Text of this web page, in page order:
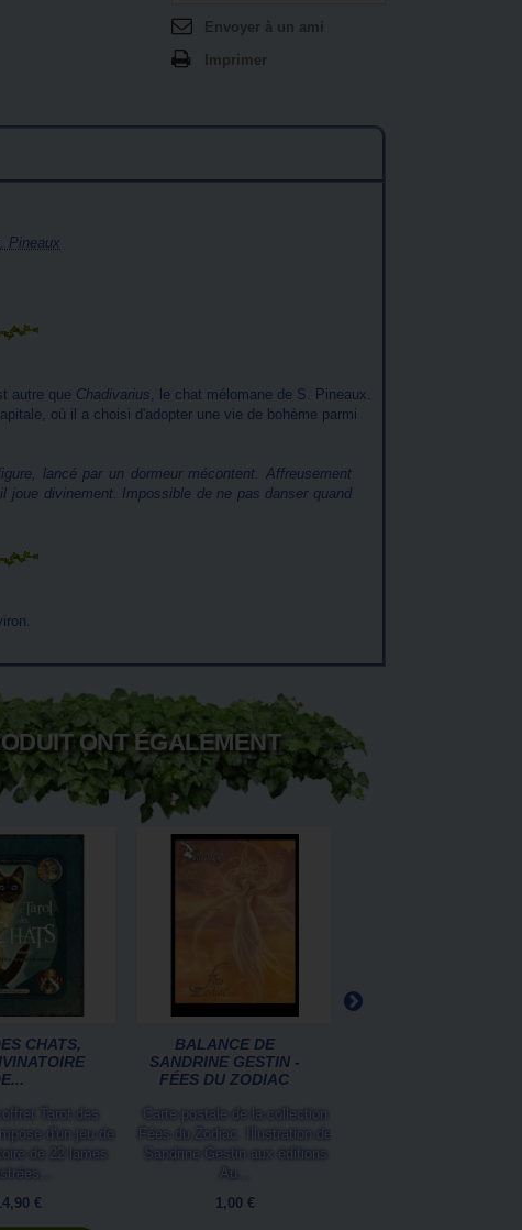
Envoyer à un ami
Imprimer
Pineaux
autre que Chadivarius, le chat mélomane de S. Pineaux.
où il a choisi d'adopter une vie de bohème parmi
lancé par un dormeur mécontent. Affreusement
divinement. Impossible de ne pas danser quand
ONT ÉGALEMENT
CHATS,
Tarot des
d'un jeu de
de 22 lames
€
BALANCE DE
SANDRINE GESTIN -
FÉES DU ZODIAC
Carte postale de la collection
Fées du Zodiac. Illustration de
Sandrine Gestin aux éditions
Au...
1,00 €